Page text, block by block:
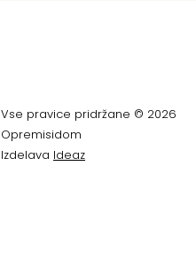
Vse pravice pridržane © 2026
Opremisidom
Izdelava Ideaz